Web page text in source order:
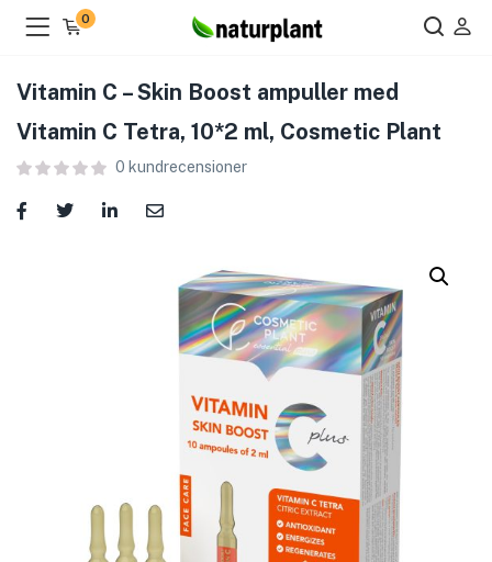
)
0
Vitamin C – Skin Boost ampuller med
Vitamin C Tetra, 10*2 ml, Cosmetic Plant
0 kundrecensioner